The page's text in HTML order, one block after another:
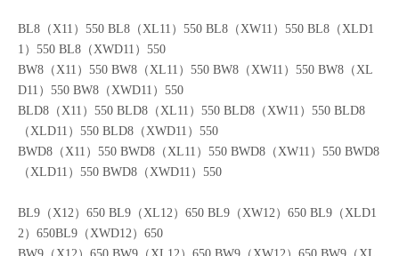
7（XLD10）450 BWD7（XWD10）450
BL8（X11）550 BL8（XL11）550 BL8（XW11）550 BL8（XLD1
1）550 BL8（XWD11）550
BW8（X11）550 BW8（XL11）550 BW8（XW11）550 BW8（XL
D11）550 BW8（XWD11）550
BLD8（X11）550 BLD8（XL11）550 BLD8（XW11）550 BLD8
（XLD11）550 BLD8（XWD11）550
（XLD11）550 BWD8（XWD11）550